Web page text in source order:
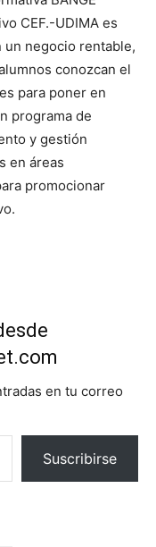
CEF.-UDIMA es
negocio rentable,
conozcan el
para poner en
programa de
y gestión
en áreas
promocionar
en tu correo
Suscribirse